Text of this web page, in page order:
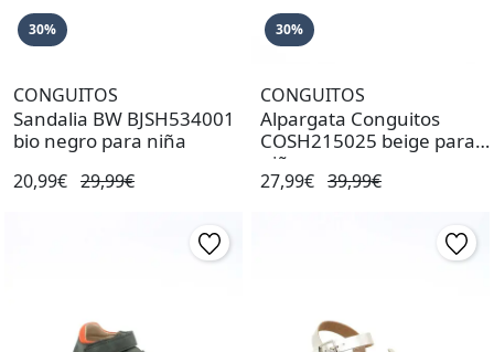
30%
CONGUITOS
Sandalia BW BJSH534001
bio negro para niña
20,99€ 29,99€
30%
CONGUITOS
Alpargata Conguitos
COSH215025 beige para
niña
27,99€ 39,99€